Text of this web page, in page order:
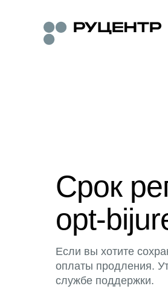
Срок
opt-
Если вы хотите
оплаты продления.
службе поддержки.